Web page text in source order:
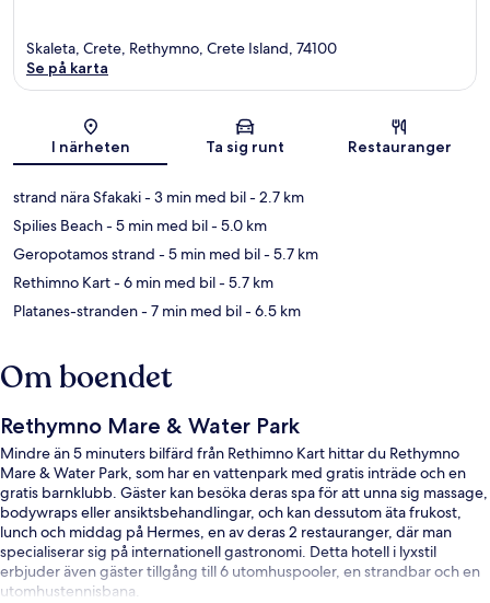
Karta
Skaleta, Crete, Rethymno, Crete Island, 74100
Se på karta
I närheten Ta sig runt Restauranger
strand nära Sfakaki- 3 min med bil- 2.7 km
Spilies Beach- 5 min med bil- 5.0 km
Geropotamos strand - 5 min med bil- 5.7 km
Rethimno Kart- 6 min med bil- 5.7 km
Platanes-stranden- 7 min med bil- 6.5 km
Om boendet
Rethymno Mare & Water Park
Mindre än 5 minuters bilfärd från Rethimno Kart hittar du Rethymno
Mare & Water Park, som har en vattenpark med gratis inträde och en
gratis barnklubb. Gäster kan besöka deras spa för att unna sig massage,
bodywraps eller ansiktsbehandlingar, och kan dessutom äta frukost,
lunch och middag på Hermes, en av deras 2 restauranger, där man
specialiserar sig på internationell gastronomi. Detta hotell i lyxstil
erbjuder även gäster tillgång till 6 utomhuspooler, en strandbar och en
utomhustennisbana.